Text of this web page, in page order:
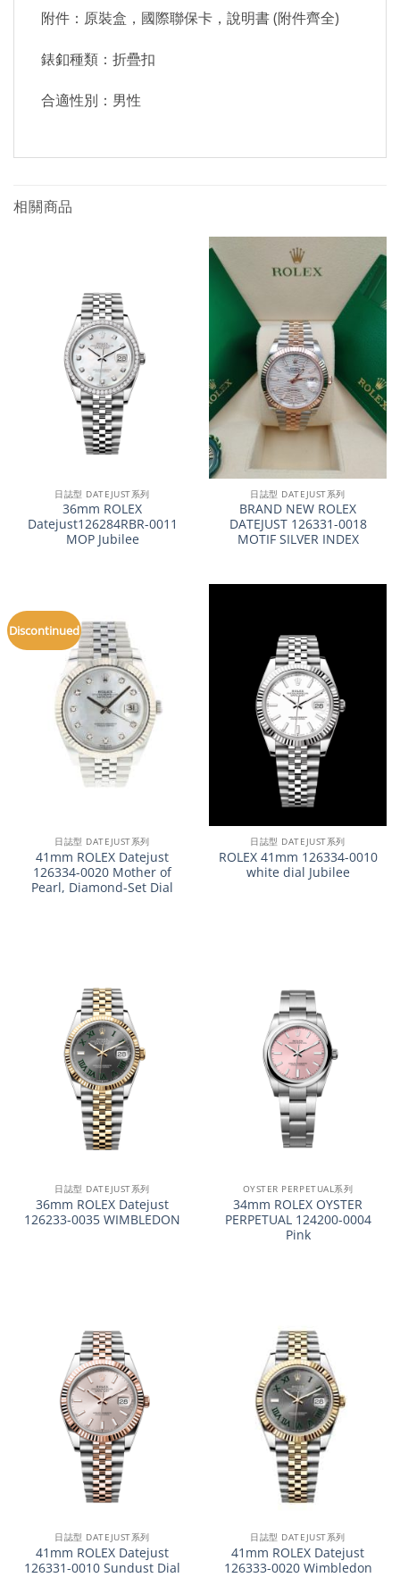
附件：原裝盒，國際聯保卡，說明書 (附件齊全)
錶釦種類：折疊扣
合適性別：男性
相關商品
日誌型 DATEJUST系列
36mm ROLEX
Datejust126284RBR-0011
MOP Jubilee
日誌型 DATEJUST系列
BRAND NEW ROLEX
DATEJUST 126331-0018
MOTIF SILVER INDEX
Discontinued
日誌型 DATEJUST系列
41mm ROLEX Datejust
126334-0020 Mother of
Pearl, Diamond-Set Dial
日誌型 DATEJUST系列
ROLEX 41mm 126334-0010
white dial Jubilee
日誌型 DATEJUST系列
36mm ROLEX Datejust
126233-0035 WIMBLEDON
OYSTER PERPETUAL系列
34mm ROLEX OYSTER
PERPETUAL 124200-0004
Pink
日誌型 DATEJUST系列
41mm ROLEX Datejust
126331-0010 Sundust Dial
日誌型 DATEJUST系列
41mm ROLEX Datejust
126333-0020 Wimbledon